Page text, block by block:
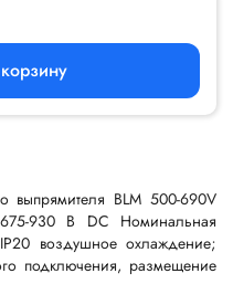
выпрямителя BLM 500-690V
930 В DC Номинальная
воздушное охлаждение;
подключения, размещение